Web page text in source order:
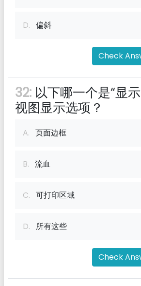
D. 偏斜
Check
32: 以下哪一个是“显
视图显示选项？
A. 页面边框
B. 流血
C. 可打印区域
D. 所有这些
Check